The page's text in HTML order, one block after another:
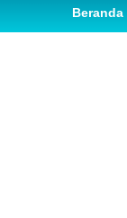
Beranda
Ihwal